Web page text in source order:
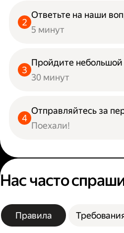
Ответьте на наши
5 минут
Пройдите небольшой
30 минут
Отправляйтесь за
Поехали!
Нас часто
Правила